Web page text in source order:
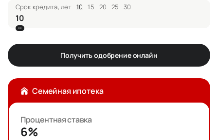
Срок кредита, лет 10 15 20 25 30
Получить одобрение онлайн
Семейная ипотека
Процентная ставка
6%